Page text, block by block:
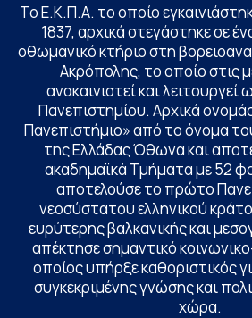
Το Ε.Κ.Π.Α. το οποίο
1837, αρχικά στεγάστηκε σε
οθωμανικό κτήριο στη
Ακρόπολης, το οποίο στις
ανακαινιστεί και
Πανεπιστημίου. Αρχικά
Πανεπιστήμιο» από το όνομα
της Ελλάδας Όθωνα και
ακαδημαϊκά Τμήματα με 52
αποτελούσε το πρώτο
νεοσύστατου ελληνικού
ευρύτερης βαλκανικής και
απέκτησε σημαντικό
οποίος υπήρξε καθοριστικός
συγκεκριμένης γνώσης και
χώρα.